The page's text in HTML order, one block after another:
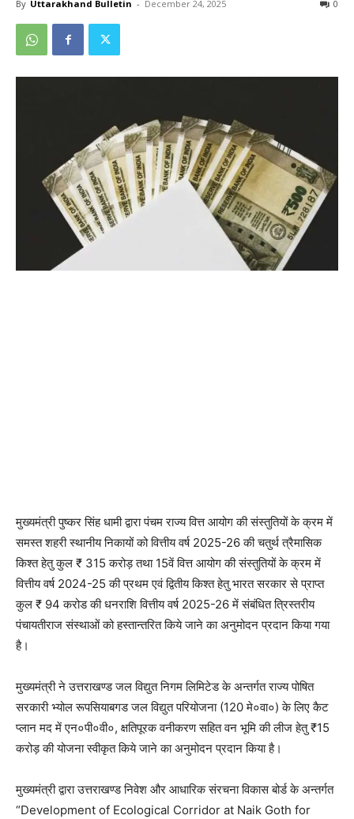
By Uttarakhand Bulletin - December 24, 2025 0
मुख्यमंत्री पुष्कर सिंह धामी द्वारा पंचम राज्य वित्त आयोग की संस्तुतियों के क्रम में
समस्त शहरी स्थानीय निकायों को वित्तीय वर्ष 2025-26 की चतुर्थ त्रैमासिक
किश्त हेतु कुल ₹ 315 करोड़ तथा 15वें वित्त आयोग की संस्तुतियों के क्रम में
वित्तीय वर्ष 2024-25 की प्रथम एवं द्वितीय किश्त हेतु भारत सरकार से प्राप्त
कुल ₹ 94 करोड की धनराशि वित्तीय वर्ष 2025-26 में संबंधित त्रिस्तरीय
पंचायतीराज संस्थाओं को हस्तान्तरित किये जाने का अनुमोदन प्रदान किया गया
है।
मुख्यमंत्री ने उत्तराखण्ड जल विद्युत निगम लिमिटेड के अन्तर्गत राज्य पोषित
सरकारी भ्योल रूपसियाबगड जल विद्युत परियोजना (120 मे०वा०) के लिए कैट
प्लान मद में एन०पी०वी०, क्षतिपूरक वनीकरण सहित वन भूमि की लीज हेतु ₹15
करोड़ की योजना स्वीकृत किये जाने का अनुमोदन प्रदान किया है।
मुख्यमंत्री द्वारा उत्तराखण्ड निवेश और आधारिक संरचना विकास बोर्ड के अन्तर्गत
“Development of Ecological Corridor at Naik Goth for